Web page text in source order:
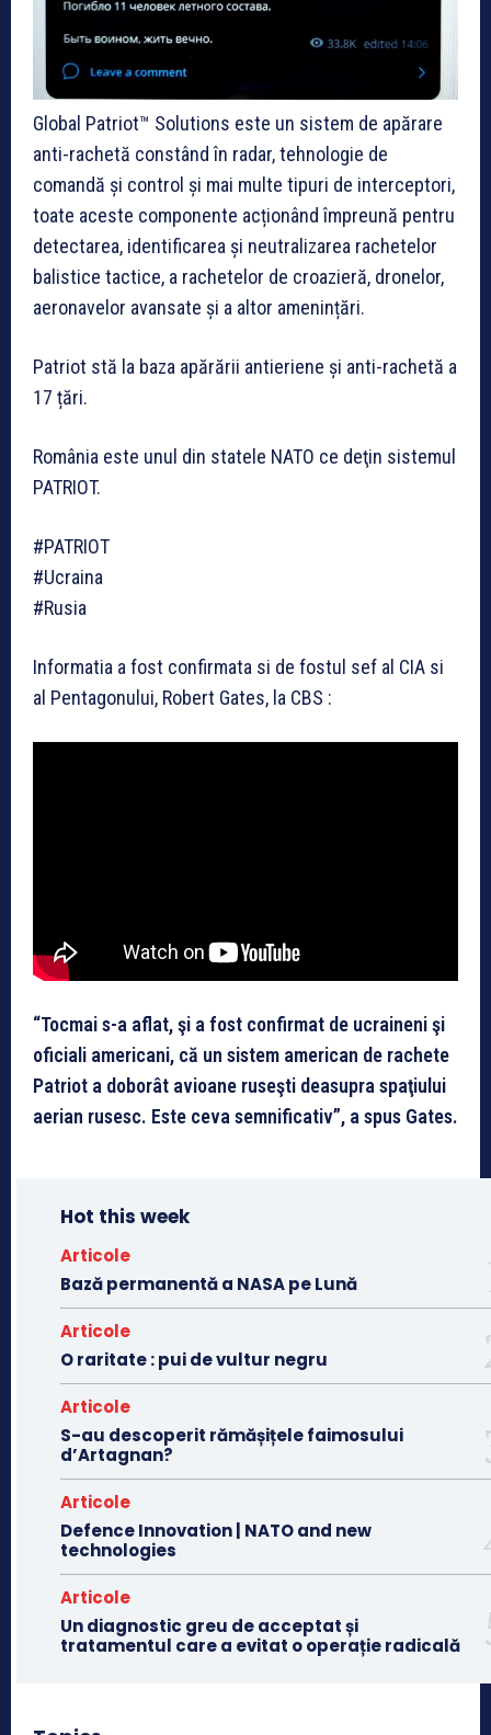
Global Patriot™ Solutions este un sistem de apărare
anti-rachetă constând în radar, tehnologie de
comandă și control și mai multe tipuri de interceptori,
toate aceste componente acționând împreună pentru
detectarea, identificarea și neutralizarea rachetelor
balistice tactice, a rachetelor de croazieră, dronelor,
aeronavelor avansate și a altor amenințări.
Patriot stă la baza apărării antieriene și anti-rachetă a
17 țări.
România este unul din statele NATO ce deţin sistemul
PATRIOT.
#PATRIOT
#Ucraina
#Rusia
Informatia a fost confirmata si de fostul sef al CIA si
al Pentagonului, Robert Gates, la CBS :
“Tocmai s-a aflat, şi a fost confirmat de ucraineni şi
oficiali americani, că un sistem american de rachete
Patriot a doborât avioane ruseşti deasupra spaţiului
aerian rusesc. Este ceva semnificativ”, a spus Gates.
Hot this week
Articole
Bază permanentă a NASA pe Lună
Articole
O raritate : pui de vultur negru
Articole
S-au descoperit rămășițele faimosului
d’Artagnan?
Articole
Defence Innovation | NATO and new
technologies
Articole
Un diagnostic greu de acceptat și
tratamentul care a evitat o operație radicală